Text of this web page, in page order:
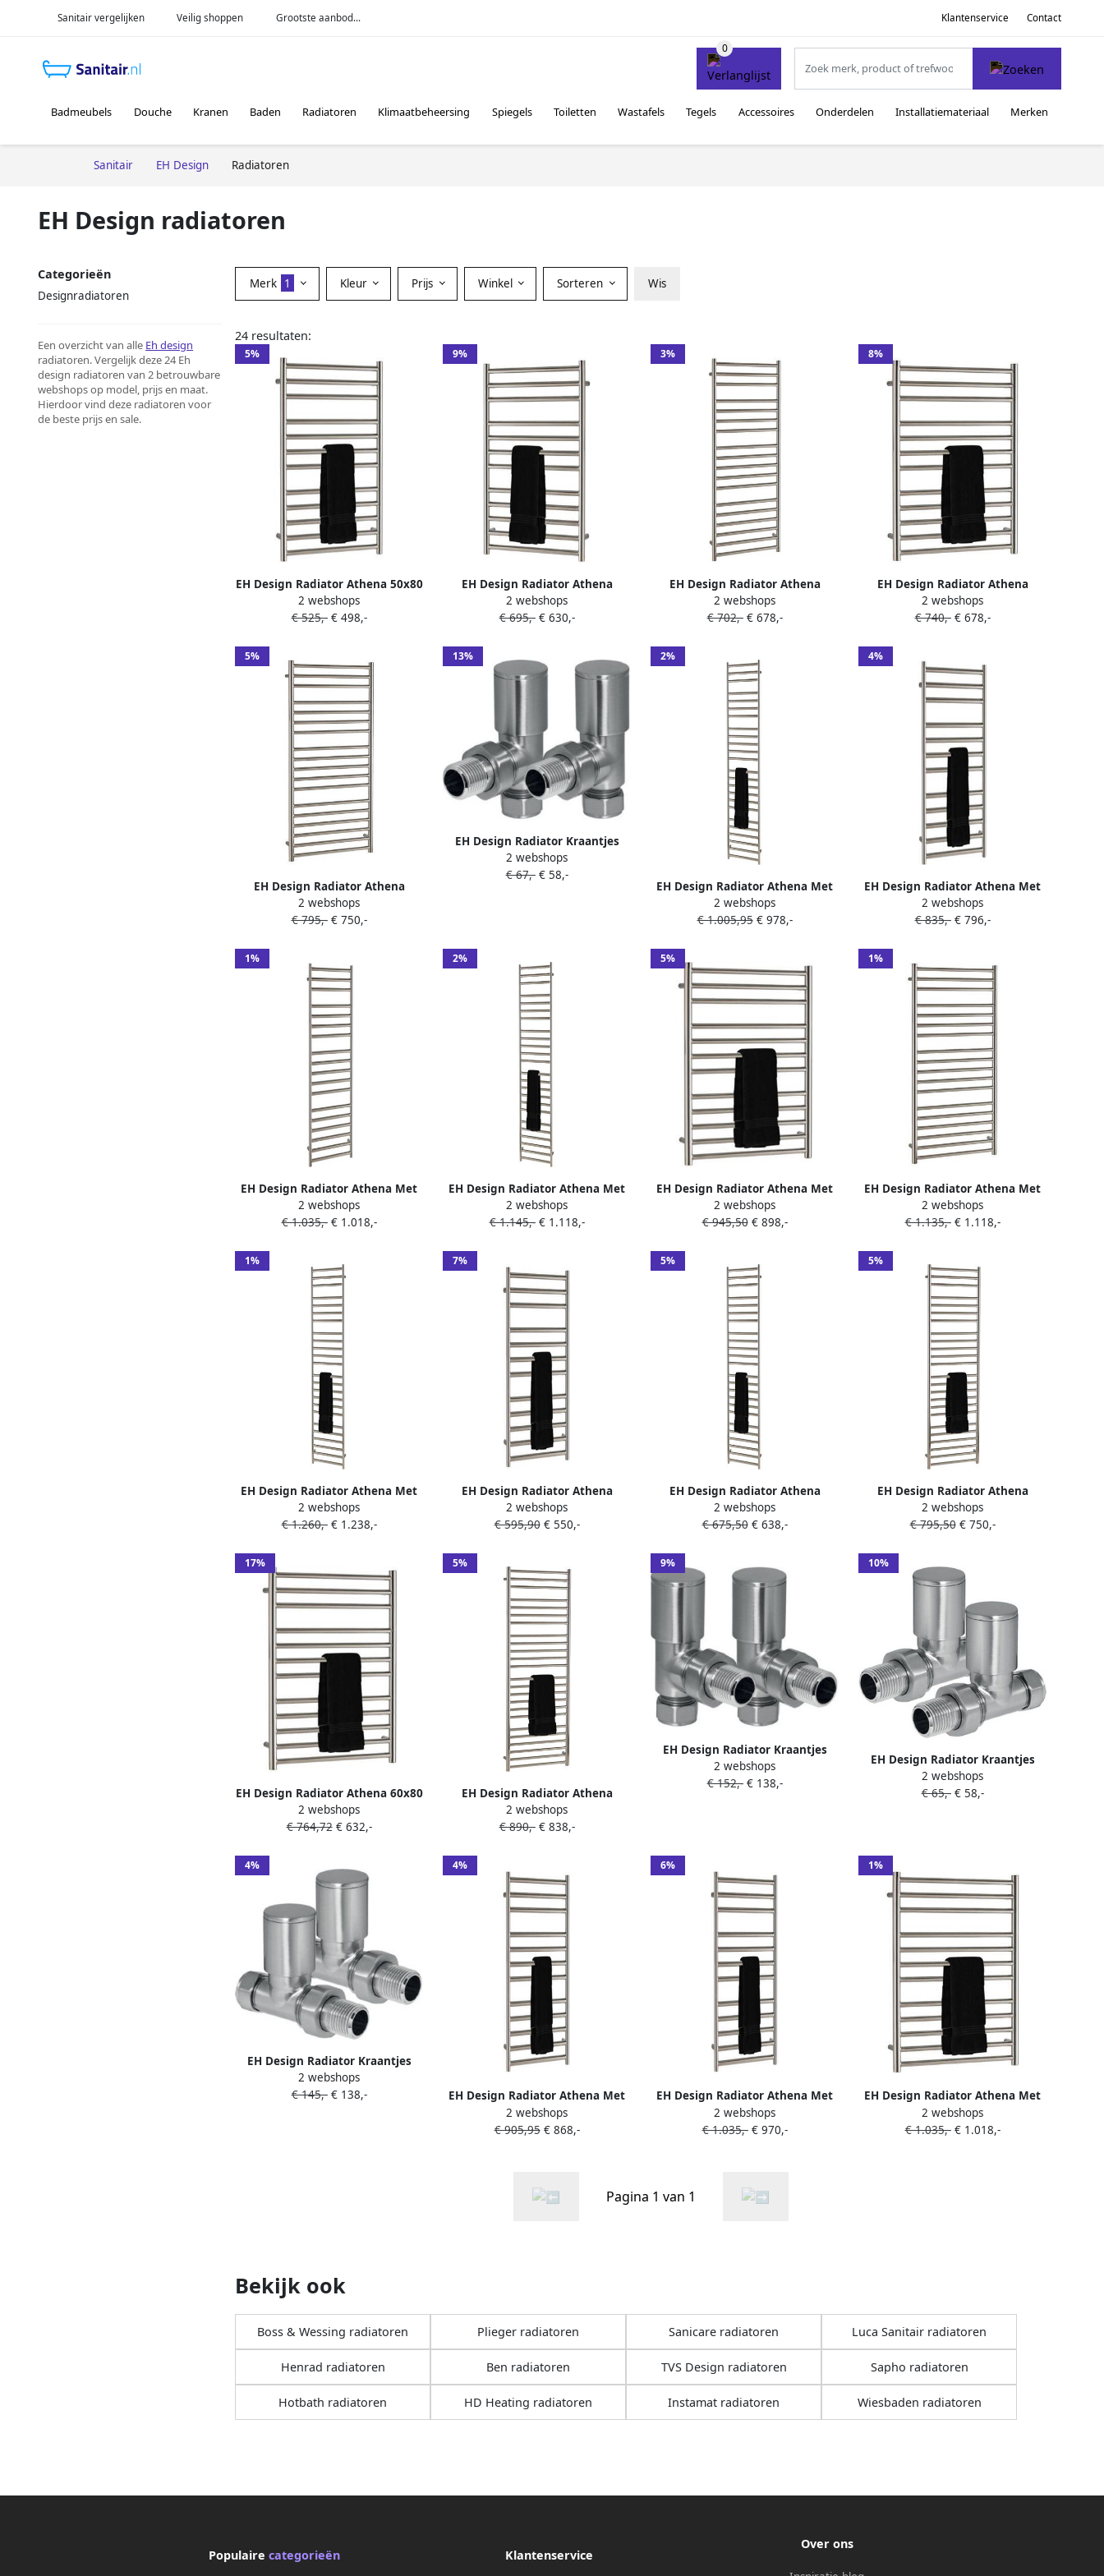
Sanitair vergelijken Veilig shoppen Grootste aanbod... Klantenservice Contact
Badmeubels Douche Kranen Baden Radiatoren Klimaatbeheersing Spiegels Toiletten Wastafels Tegels Accessoires Onderdelen Installatiemateriaal Merken
Sanitair EH Design Radiatoren
EH Design radiatoren
Categorieën
Designradiatoren
Een overzicht van alle Eh design
radiatoren. Vergelijk deze 24 Eh
design radiatoren van 2 betrouwbare
webshops op model, prijs en maat.
Hierdoor vind deze radiatoren voor
de beste prijs en sale.
Merk 1 Kleur Prijs Winkel Sorteren Wis
24 resultaten:
5%
EH Design Radiator Athena 50x80
cm Geborsteld RVS Chroom
2 webshops
€ 525,-€ 498,-
9%
EH Design Radiator Athena
50x120 cm Geborsteld RVS
Chroom
2 webshops
€ 695,-€ 630,-
3%
EH Design Radiator Athena
50x140 cm Geborsteld RVS
Chroom
2 webshops
€ 702,-€ 678,-
8%
EH Design Radiator Athena
60x120 cm Geborsteld RVS
Chroom
2 webshops
€ 740,-€ 678,-
5%
EH Design Radiator Athena
60x140 cm Geborsteld RVS
Chroom
2 webshops
€ 795,-€ 750,-
13%
EH Design Radiator Kraantjes
Haaks Gepolijst Chroom
2 webshops
€ 67,-€ 58,-
2%
EH Design Radiator Athena Met
Digitale Thermosstaat 35x160 cm
Geborsteld RVS Chroom
2 webshops
€ 1.005,95€ 978,-
4%
EH Design Radiator Athena Met
Digitale Thermosstaat 50x80 cm
Geborsteld RVS Chroom
2 webshops
€ 835,-€ 796,-
1%
EH Design Radiator Athena Met
Digitale Thermosstaat 50x140 cm
Geborsteld RVS Chroom
2 webshops
€ 1.035,-€ 1.018,-
2%
EH Design Radiator Athena Met
Digitale Thermosstaat 50x160 cm
Geborsteld RVS Chroom
2 webshops
€ 1.145,-€ 1.118,-
5%
EH Design Radiator Athena Met
Digitale Thermosstaat 60x80 cm
Geborsteld RVS Chroom
2 webshops
€ 945,50€ 898,-
1%
EH Design Radiator Athena Met
Digitale Thermosstaat 60x140 cm
Geborsteld RVS Chroom
2 webshops
€ 1.135,-€ 1.118,-
1%
EH Design Radiator Athena Met
Digitale Thermosstaat 60x160 cm
Geborsteld RVS Chroom
2 webshops
€ 1.260,-€ 1.238,-
7%
EH Design Radiator Athena
35x120 cm Geborsteld RVS
Chroom
2 webshops
€ 595,90€ 550,-
5%
EH Design Radiator Athena
35x160 cm Geborsteld RVS
Chroom
2 webshops
€ 675,50€ 638,-
5%
EH Design Radiator Athena
50x160 cm Geborsteld RVS
Chroom
2 webshops
€ 795,50€ 750,-
17%
EH Design Radiator Athena 60x80
cm Geborsteld RVS Chroom
2 webshops
€ 764,72€ 632,-
5%
EH Design Radiator Athena
60x160 cm Geborsteld RVS
Chroom
2 webshops
€ 890,-€ 838,-
9%
EH Design Radiator Kraantjes
Haaks Geborsteld Chroom
2 webshops
€ 152,-€ 138,-
10%
EH Design Radiator Kraantjes
Recht Gepolijst Chroom
2 webshops
€ 65,-€ 58,-
4%
EH Design Radiator Kraantjes
Recht Geborsteld Chroom
2 webshops
€ 145,-€ 138,-
4%
EH Design Radiator Athena Met
Digitale Thermosstaat 35x120 cm
Geborsteld RVS Chroom
2 webshops
€ 905,95€ 868,-
6%
EH Design Radiator Athena Met
Digitale Thermosstaat 50x120 cm
Geborsteld RVS Chroom
2 webshops
€ 1.035,-€ 970,-
1%
EH Design Radiator Athena Met
Digitale Thermosstaat 60x120 cm
Geborsteld RVS Chroom
2 webshops
€ 1.035,-€ 1.018,-
Pagina 1 van 1
Bekijk ook
Boss & Wessing radiatoren Plieger radiatoren Sanicare radiatoren Luca Sanitair radiatoren
Henrad radiatoren Ben radiatoren TVS Design radiatoren Sapho radiatoren
Hotbath radiatoren HD Heating radiatoren Instamat radiatoren Wiesbaden radiatoren
Populaire categorieën Klantenservice
Over ons